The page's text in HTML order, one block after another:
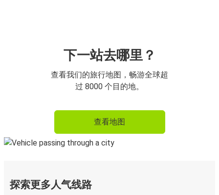
下一站去哪里？
查看我们的旅行地图，畅游全球超
过 8000 个目的地。
查看地图
探索更多人气线路